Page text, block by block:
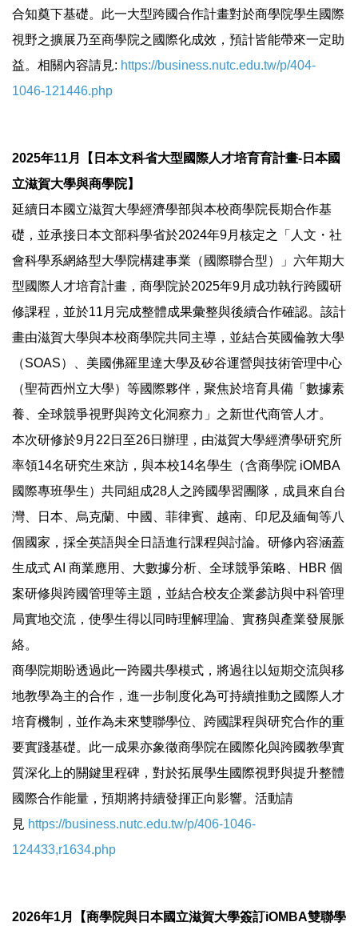
合知奠下基礎。此一大型跨國合作計畫對於商學院學生國際
視野之擴展乃至商學院之國際化成效，預計皆能帶來一定助
益。相關內容請見: https://business.nutc.edu.tw/p/404-
1046-121446.php
2025年11月【日本文科省大型國際人才培育育計畫-日本國
立滋賀大學與商學院】
延續日本國立滋賀大學經濟學部與本校商學院長期合作基
礎，並承接日本文部科學省於2024年9月核定之「人文・社
會科學系網絡型大學院構建事業（國際聯合型）」六年期大
型國際人才培育計畫，商學院於2025年9月成功執行跨國研
修課程，並於11月完成整體成果彙整與後續合作確認。該計
畫由滋賀大學與本校商學院共同主導，並結合英國倫敦大學
（SOAS）、美國佛羅里達大學及矽谷運營與技術管理中心
（聖荷西州立大學）等國際夥伴，聚焦於培育具備「數據素
養、全球競爭視野與跨文化洞察力」之新世代商管人才。
本次研修於9月22日至26日辦理，由滋賀大學經濟學研究所
率領14名研究生來訪，與本校14名學生（含商學院 iOMBA
國際專班學生）共同組成28人之跨國學習團隊，成員來自台
灣、日本、烏克蘭、中國、菲律賓、越南、印尼及緬甸等八
個國家，採全英語與全日語進行課程與討論。研修內容涵蓋
生成式 AI 商業應用、大數據分析、全球競爭策略、HBR 個
案研修與跨國管理等主題，並結合校友企業參訪與中科管理
局實地交流，使學生得以同時理解理論、實務與產業發展脈
絡。
商學院期盼透過此一跨國共學模式，將過往以短期交流與移
地教學為主的合作，進一步制度化為可持續推動之國際人才
培育機制，並作為未來雙聯學位、跨國課程與研究合作的重
要實踐基礎。此一成果亦象徵商學院在國際化與跨國教學實
質深化上的關鍵里程碑，對於拓展學生國際視野與提升整體
國際合作能量，預期將持續發揮正向影響。活動請
見 https://business.nutc.edu.tw/p/406-1046-
124433,r1634.php
2026年1月【商學院與日本國立滋賀大學簽訂iOMBA雙聯學